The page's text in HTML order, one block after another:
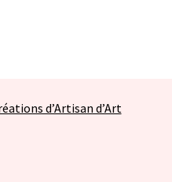
d’Artisan d’Art